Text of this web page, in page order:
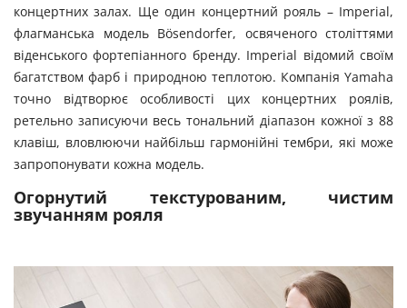
концертних залах. Ще один концертний рояль – Imperial,
флагманська модель Bösendorfer, освяченого століттями
віденського фортепіанного бренду. Imperial відомий своїм
багатством фарб і природною теплотою. Компанія Yamaha
точно відтворює особливості цих концертних роялів,
ретельно записуючи весь тональний діапазон кожної з 88
клавіш, вловлюючи найбільш гармонійні тембри, які може
запропонувати кожна модель.
Огорнутий текстурованим, чистим
звучанням рояля